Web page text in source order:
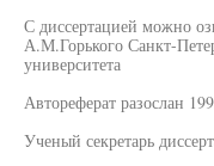
С диссертацией можно
А.М.Горького Санкт-
университета
Автореферат разослан
Ученый секретарь